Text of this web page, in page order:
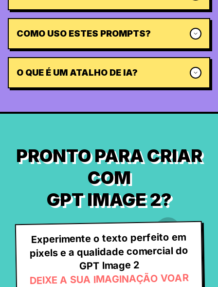
COMO USO ESTES PROMPTS?
O QUE É UM ATALHO DE IA?
PRONTO PARA CRIAR
COM
GPT IMAGE 2?
Experimente o texto perfeito em
pixels e a qualidade comercial do
GPT Image 2
DEIXE A SUA IMAGINAÇÃO VOAR